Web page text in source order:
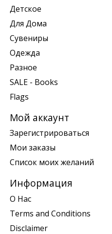
Детское
Для Дома
Сувениры
Одежда
Разное
SALE - Books
Flags
Мой аккаунт
Зарегистрироваться
Мои заказы
Список моих желаний
Информация
О Нас
Terms and Conditions
Disclaimer